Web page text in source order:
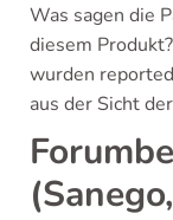
Was sagen die
diesem
wurden
aus der Sicht